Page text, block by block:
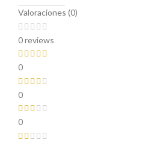
Valoraciones (0)
0 reviews
0
0
0